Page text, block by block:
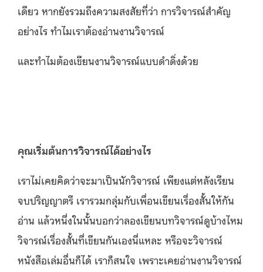
เดียว หากยังรวมถึงความสงสัยที่ว่า การวิจารณ์สำคัญ
อย่างไร ทำไมเราต้องอ่านงานวิจารณ์
และทำไมต้องเขียนงานวิจารณ์แบบดำดิ่งด้วย
คุณเริ่มต้นการวิจารณ์ได้อย่างไร
เราไม่เคยคิดว่าจะมาเป็นนักวิจารณ์ เพียงแต่หลังเรียน
จบปริญญาตรี เรารวมกลุ่มกับเพื่อนเขียนเรื่องสั้นให้กัน
อ่าน แล้วหนึ่งในนั้นบอกว่าลองเขียนบทวิจารณ์ดูบ้างไหม
วิจารณ์เรื่องสั้นที่เขียนกันเองนี่แหละ หรือจะวิจารณ์
หนังสือเล่มอื่นก็ได้ เราก็สนใจ เพราะเคยอ่านงานวิจารณ์